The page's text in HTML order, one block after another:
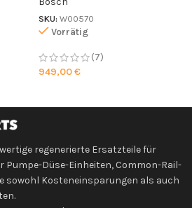
SKU: W00570
Vorrätig
(7)
949,00€
regenerierte Ersatzteile für
Pumpe-Düse-Einheiten, Common-Rail-
sowohl Kosteneinsparungen als auch